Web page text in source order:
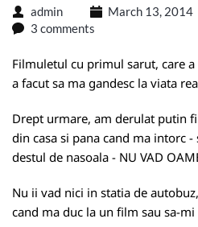
admin March 13, 2014
3 comments
Filmuletul cu primul sarut, care
a facut sa ma gandesc la viata
Drept urmare, am derulat putin
din casa si pana cand ma intorc
destul de nasoala - NU VAD
Nu ii vad nici in statia de
cand ma duc la un film sau sa-mi